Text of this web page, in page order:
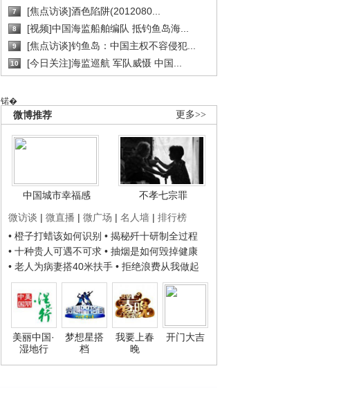
7 [焦点访谈]酒色陷阱(2012080...
8 [视频]中国海监船舶编队 抵钓鱼岛海...
9 [焦点访谈]钓鱼岛：中国主权不容侵犯...
10 [今日关注]海监巡航 军队威慑 中国...
锘�
更多>>
微博推荐
中国城市幸福感
不孝七宗罪
微访谈 | 微直播 | 微广场 | 名人墙 | 排行榜
• 橙子打蜡该如何识别 • 揭秘歼十研制全过程
• 十种贵人可遇不可求 • 抽烟是如何毁掉健康
• 老人为病妻搭40米扶手 • 拒绝浪费从我做起
美丽中国·
湿地行
梦想星搭
档
我要上春
晚
开门大吉